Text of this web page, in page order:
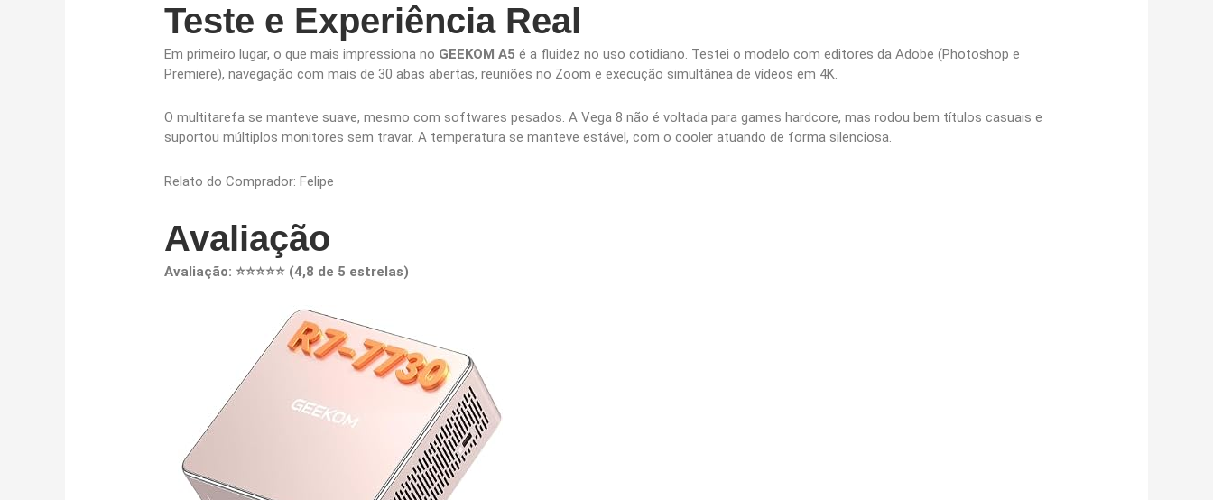
Teste e Experiência Real
Em primeiro lugar, o que mais impressiona no GEEKOM A5 é a fluidez no uso cotidiano. Testei o modelo com editores da Adobe (Photoshop e
Premiere), navegação com mais de 30 abas abertas, reuniões no Zoom e execução simultânea de vídeos em 4K.
O multitarefa se manteve suave, mesmo com softwares pesados. A Vega 8 não é voltada para games hardcore, mas rodou bem títulos casuais e
suportou múltiplos monitores sem travar. A temperatura se manteve estável, com o cooler atuando de forma silenciosa.
Relato do Comprador: Felipe
Avaliação
Avaliação: ⭐⭐⭐⭐⭐ (4,8 de 5 estrelas)